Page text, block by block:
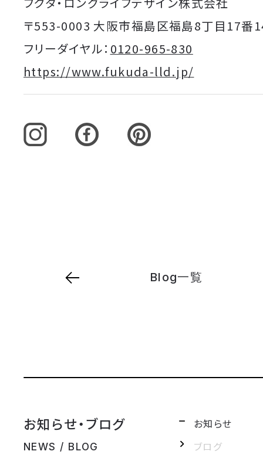
〒553-0003 大阪市福島区福島8丁目17番
フリーダイヤル： 0120-965-830
https://www.fukuda-lld.jp/
Blog一覧
お知らせ・ブログ
NEWS / BLOG
お知らせ
ブログ